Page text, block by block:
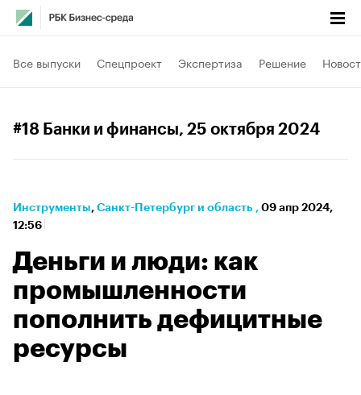
Все выпуски Спецпроект Экспертиза Решение
#18 Банки и финансы, 25 октября 2024
Инструменты⁠, Санкт-Петербург и область , 09 апр 2024,
12:56
Деньги и люди: как
промышленности
пополнить дефицитные
ресурсы